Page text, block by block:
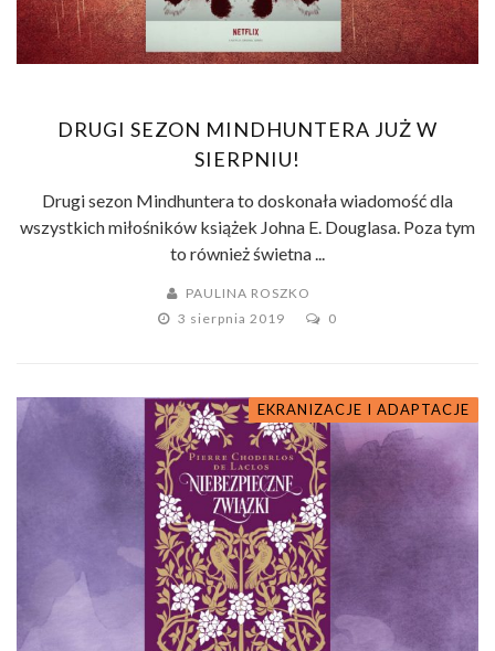
DRUGI SEZON MINDHUNTERA JUŻ W
SIERPNIU!
Drugi sezon Mindhuntera to doskonała wiadomość dla
wszystkich miłośników książek Johna E. Douglasa. Poza tym
to również świetna ...
PAULINA ROSZKO
3 sierpnia 2019
0
EKRANIZACJE I ADAPTACJE